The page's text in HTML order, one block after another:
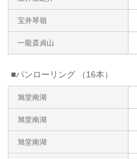
宝井琴嶺
一龍斎貞山
■パンローリング （16本）
旭堂南湖
旭堂南湖
旭堂南湖